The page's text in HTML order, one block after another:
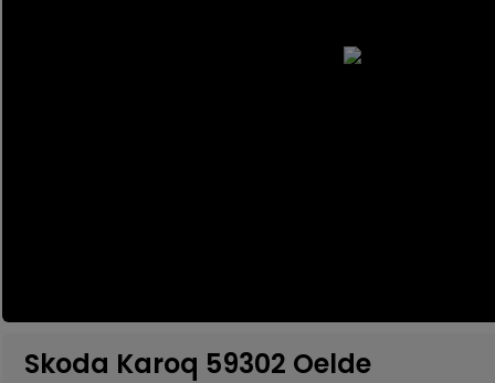
Skoda Karoq 59302 Oelde